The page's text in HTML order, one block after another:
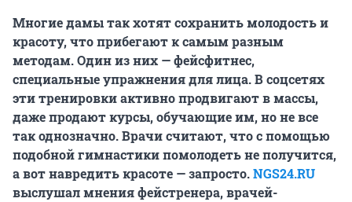
Многие дамы так хотят сохранить молодость и
красоту, что прибегают к самым разным
методам. Один из них — фейсфитнес,
специальные упражнения для лица. В соцсетях
эти тренировки активно продвигаютв массы,
даже продают курсы, обучающие им, но не все
так однозначно. Врачи считают, что с помощью
подобной гимнастикипомолодеть не получится,
а вот навредить красоте — запросто.NGS24.RU
выслушалмнения фейстренера, врачей-